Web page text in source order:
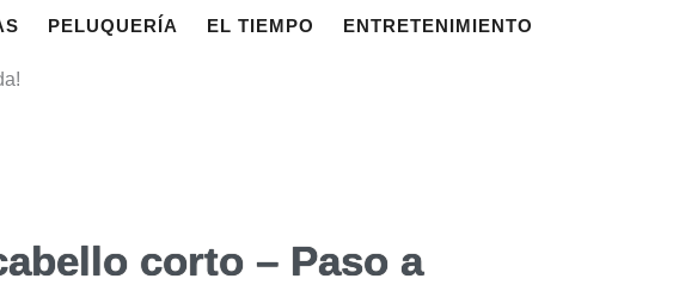
PELUQUERÍA EL TIEMPO ENTRETENIMIENTO
corto – Paso a